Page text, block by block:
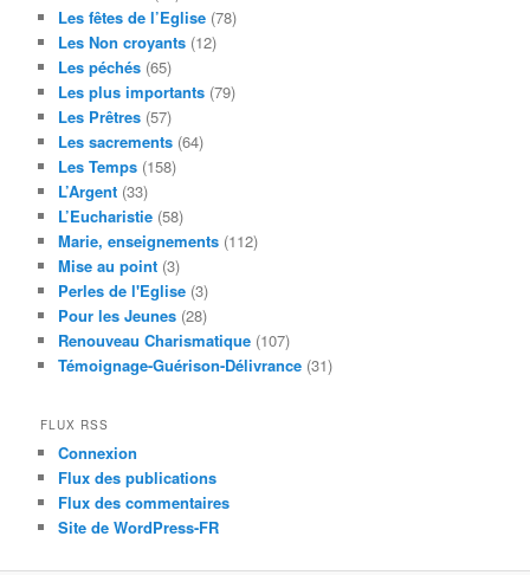
Les fêtes de l’Eglise (78)
Les Non croyants (12)
Les péchés (65)
Les plus importants (79)
Les Prêtres (57)
Les sacrements (64)
Les Temps (158)
L’Argent (33)
L’Eucharistie (58)
Marie, enseignements (112)
Mise au point (3)
Perles de l'Eglise (3)
Pour les Jeunes (28)
Renouveau Charismatique (107)
Témoignage-Guérison-Délivrance (31)
FLUX RSS
Connexion
Flux des publications
Flux des commentaires
Site de WordPress-FR